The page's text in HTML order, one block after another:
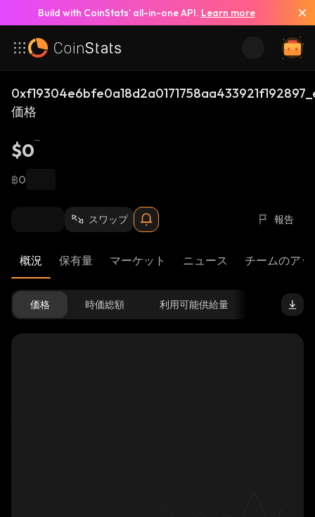
Build with CoinStats’ all-in-one API. Learn more
価格
$0
฿0
スワップ 報告
概況 保有量 マーケット ニュース チームのア
価格 時価総額 利用可能供給量